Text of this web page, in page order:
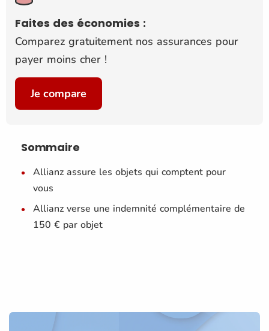
Faites des économies :
Comparez gratuitement nos assurances pour
payer moins cher !
Je compare
Sommaire
Allianz assure les objets qui comptent pour
vous
Allianz verse une indemnité complémentaire de
150 € par objet